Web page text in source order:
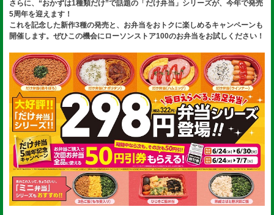
さらに、“おかずは1種類だけ”で話題の「だけ弁当」シリーズが、今年で発売
5周年を迎えます！
これを記念した新作3種の発売と、お弁当をおトクに楽しめるキャンペーンも
開催します。ぜひこの機会にローソンストア100のお弁当をお試しください！